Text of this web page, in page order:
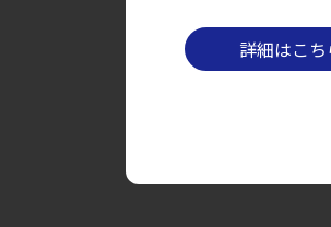
【ブログ】コンテナ
【ブログ】CNAPP選
詳細はこち